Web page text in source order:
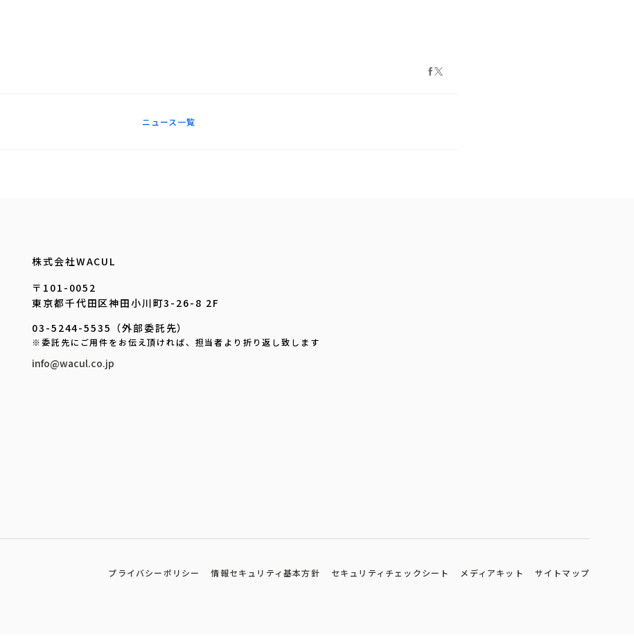
ニュース一覧
株式会社WACUL
〒101-0052
東京都千代田区神田小川町3-26-8 2F
03-5244-5535（外部委託先）
※委託先にご用件をお伝え頂ければ、担当者より折り返し致します
info@wacul.co.jp
プライバシーポリシー 情報セキュリティ基本方針 セキュリティチェックシート メディアキット サイトマップ